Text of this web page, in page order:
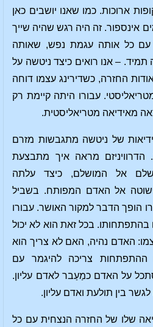
ארוכות. כמו שאנו יושבים כאן
אינספור. זה היה רגש שהיה שייך
עם כל אותה עגמת נפש, שאותה
– אנו רואים כיצד ניטשה על
החזרה, כשדירינג עצמו דוחה
עבורו היתה קיימת רק
מאידיאה מטריאליסטית.
של ניטשה מתגבשות מזרם
התרבות של המאה ה-19. הדרוויניזם מראה איך מתבצעת
אל המושלם, כיצד עלתה
אל האדם המפותח. בשביל
הופך הדבר למקור האושר. עבורו
בהתפתחותו. בכל זאת הוא לא יכול
האדם נהיה, האם לא צריך הוא
צריכה להיגמר עם
על האדם כמַעַבר לאדם עליון.
בין תולעת ואדם עליון.
שלו של החזרה הנצחית עם כל